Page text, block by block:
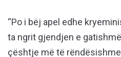
“Po i bëj apel edhe
ta ngrit gjendjen e
çështje më të